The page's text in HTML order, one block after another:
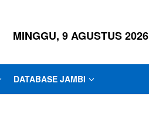
MINGGU, 9 AGUSTUS 2026
DATABASE JAMBI